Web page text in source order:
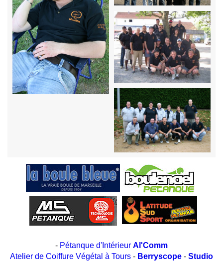
- Pétanque d'Intérieur Al'Comm
Atelier de Coiffure Végétal à Tours - Berryscope - Studio